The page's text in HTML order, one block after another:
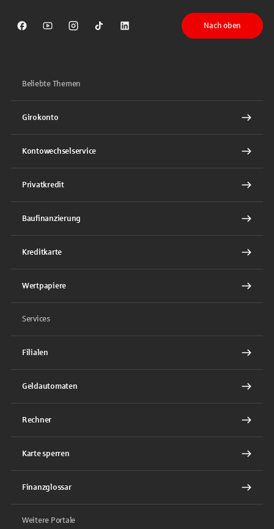
Sparkasse auf Facebook
Sparkasse auf Youtube
Sparkasse auf Instagram
Sparkasse auf TikTok
Sparkasse auf LinkedIn
Nach oben
Beliebte Themen
Girokonto
Kontowechselservice
Privatkredit
Baufinanzierung
Kreditkarte
Wertpapiere
Services
Filialen
Geldautomaten
Rechner
Karte sperren
Finanzglossar
Weitere Portale